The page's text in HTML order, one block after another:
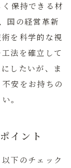
保持できる材
国の経営革新
を科学的な視
法を確立して
したいが、ま
安をお持ちの
。
イント
下のチェック